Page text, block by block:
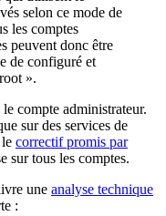
selon ce mode de
les comptes
peuvent donc être
de configuré et
».
compte administrateur.
sur des services de
correctif promis par
sur tous les comptes.
une analyse technique
: